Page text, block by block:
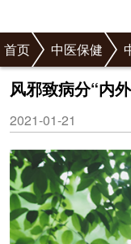
首页 中医保健
风邪致病分“内
2021-01-21